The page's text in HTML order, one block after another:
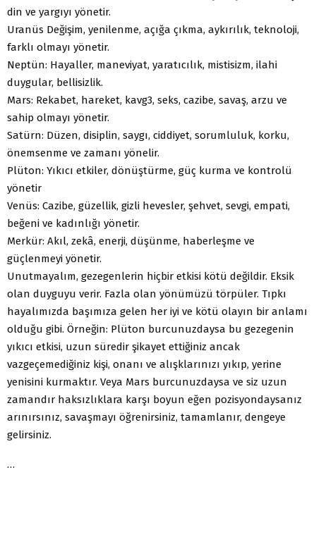
din ve yargıyı yönetir.
Uranüs Değişim, yenilenme, açığa çıkma, aykırılık, teknoloji,
farklı olmayı yönetir.
Neptün: Hayaller, maneviyat, yaratıcılık, mistisizm, ilahi
duygular, bellisizlik.
Mars: Rekabet, hareket, kavg3, seks, cazibe, savaş, arzu ve
sahip olmayı yönetir.
Satürn: Düzen, disiplin, saygı, ciddiyet, sorumluluk, korku,
önemsenme ve zamanı yönelir.
Plüton: Yıkıcı etkiler, dönüştürme, güç kurma ve kontrolü
yönetir
Venüs: Cazibe, güzellik, gizli hevesler, şehvet, sevgi, empati,
beğeni ve kadınlığı yönetir.
Merkür: Akıl, zekâ, enerji, düşünme, haberleşme ve
güçlenmeyi yönetir.
Unutmayalım, gezegenlerin hiçbir etkisi kötü değildir. Eksik
olan duyguyu verir. Fazla olan yönümüzü törpüler. Tıpkı
hayalımızda başımıza gelen her iyi ve kötü olayın bir anlamı
olduğu gibi. Örneğin: Plüton burcunuzdaysa bu gezegenin
yıkıcı etkisi, uzun süredir şikayet ettiğiniz ancak
vazgeçemediğiniz kişi, onanı ve alışklarınızı yıkıp, yerine
yenisini kurmaktır. Veya Mars burcunuzdaysa ve siz uzun
zamandır haksızlıklara karşı boyun eğen pozisyondaysanız
arınırsınız, savaşmayı öğrenirsiniz, tamamlanır, dengeye
gelirsiniz.
…